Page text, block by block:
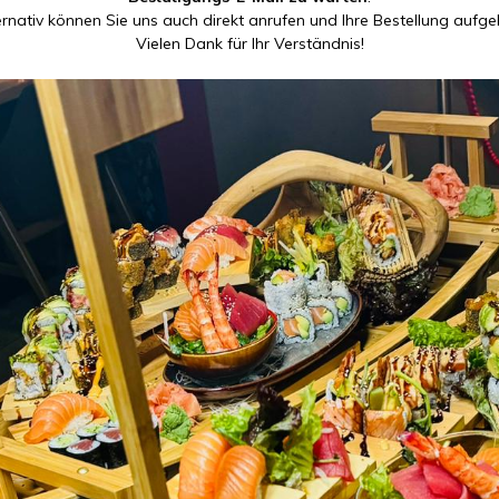
können Sie uns auch direkt anrufen und Ihre Bestellung
Vielen Dank für Ihr Verständnis!